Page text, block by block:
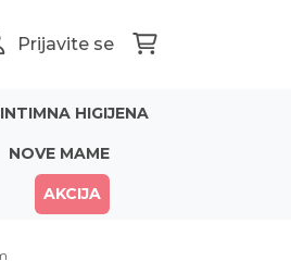
Prijavite se
INTIMNA HIGIJENA
NOVE MAME
AKCIJA